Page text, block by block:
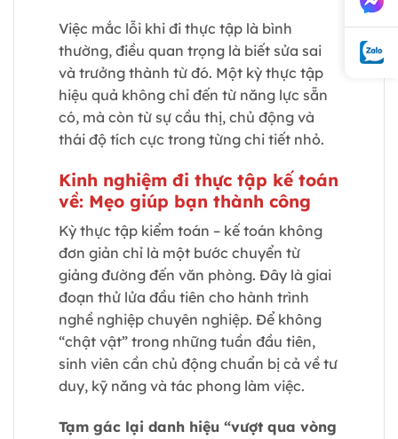
Việc mắc lỗi khi đi thực tập là bình
thường, điều quan trọng là biết sửa sai
và trưởng thành từ đó. Một kỳ thực tập
hiệu quả không chỉ đến từ năng lực sẵn
có, mà còn từ sự cầu thị, chủ động và
thái độ tích cực trong từng chi tiết nhỏ.
Kinh nghiệm đi thực tập kế toán
về: Mẹo giúp bạn thành công
Kỳ thực tập kiểm toán – kế toán không
đơn giản chỉ là một bước chuyển từ
giảng đường đến văn phòng. Đây là giai
đoạn thử lửa đầu tiên cho hành trình
nghề nghiệp chuyên nghiệp. Để không
“chật vật” trong những tuần đầu tiên,
sinh viên cần chủ động chuẩn bị cả về tư
duy, kỹ năng và tác phong làm việc.
Tạm gác lại danh hiệu “vượt qua vòng